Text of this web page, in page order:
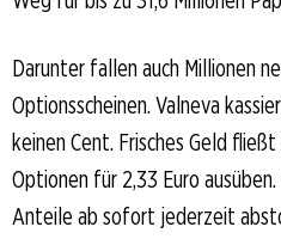
Darunter fallen auch Millionen
Optionsscheinen. Valneva
keinen Cent. Frisches Geld
Optionen für 2,33 Euro
Anteile ab sofort jederzeit